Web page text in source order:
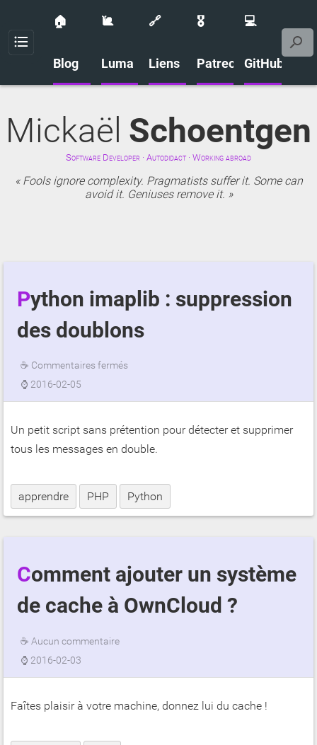
Menu
🏠
Blog
🐌
Luma
🔗
Liens
🎖️
Patreon
💻
GitHub
Mickaël Schoentgen
Software Developer · Autodidact · Working abroad
Fools ignore complexity. Pragmatists suffer it. Some can
avoid it. Geniuses remove it.
Python imaplib : suppression
des doublons
☕ Commentaires fermés
⌚ 2016-02-05
Un petit script sans prétention pour détecter et supprimer
tous les messages en double.
apprendre PHP Python
Comment ajouter un système
de cache à OwnCloud ?
☕ Aucun commentaire
⌚ 2016-02-03
Faîtes plaisir à votre machine, donnez lui du cache !